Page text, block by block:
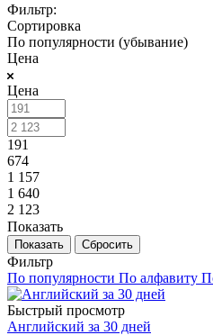
Фильтр:
Сортировка
По популярности (убывание)
Цена
Цена
191
674
1 157
1 640
2 123
Показать
Сбросить
Фильтр
По популярности По алфавиту
Быстрый просмотр
Английский за 30 дней